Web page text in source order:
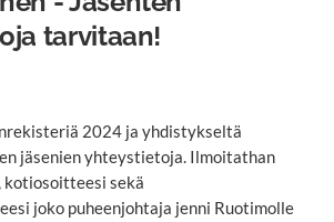
tarvitaan!
2024 ja yhdistykseltä
jäsenien yhteystietoja. Ilmoitathan
kotiosoitteesi sekä
joko puheenjohtaja jenni Ruotimolle